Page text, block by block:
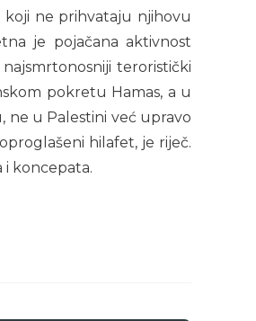
koji ne prihvataju njihovu
je pojačana aktivnost
teroristički
pokretu Hamas, a u
ne u Palestini već upravo
hilafet, je riječ.
koncepata.